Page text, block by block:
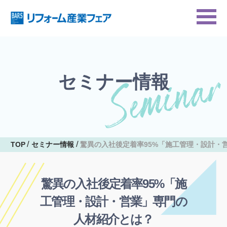
セミナー情報
TOP セミナー情報 驚異の入社後定着率95%「施工管理・設計・
驚異の入社後定着率95%「施
工管理・設計・営業」専門の
人材紹介とは？